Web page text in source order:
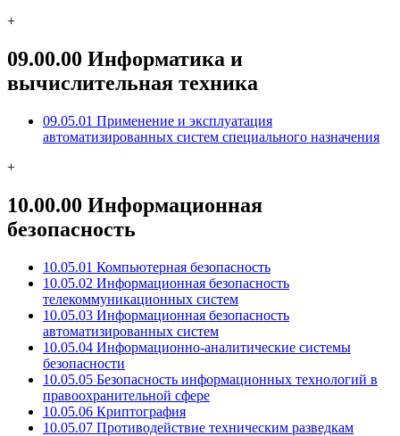
+
09.00.00 Информатика и
вычислительная техника
09.05.01 Применение и эксплуатация
автоматизированных систем специального назначения
+
10.00.00 Информационная
безопасность
10.05.01 Компьютерная безопасность
10.05.02 Информационная безопасность
телекоммуникационных систем
10.05.03 Информационная безопасность
автоматизированных систем
10.05.04 Информационно-аналитические системы
безопасности
10.05.05 Безопасность информационных технологий в
правоохранительной сфере
10.05.06 Криптография
10.05.07 Противодействие техническим разведкам